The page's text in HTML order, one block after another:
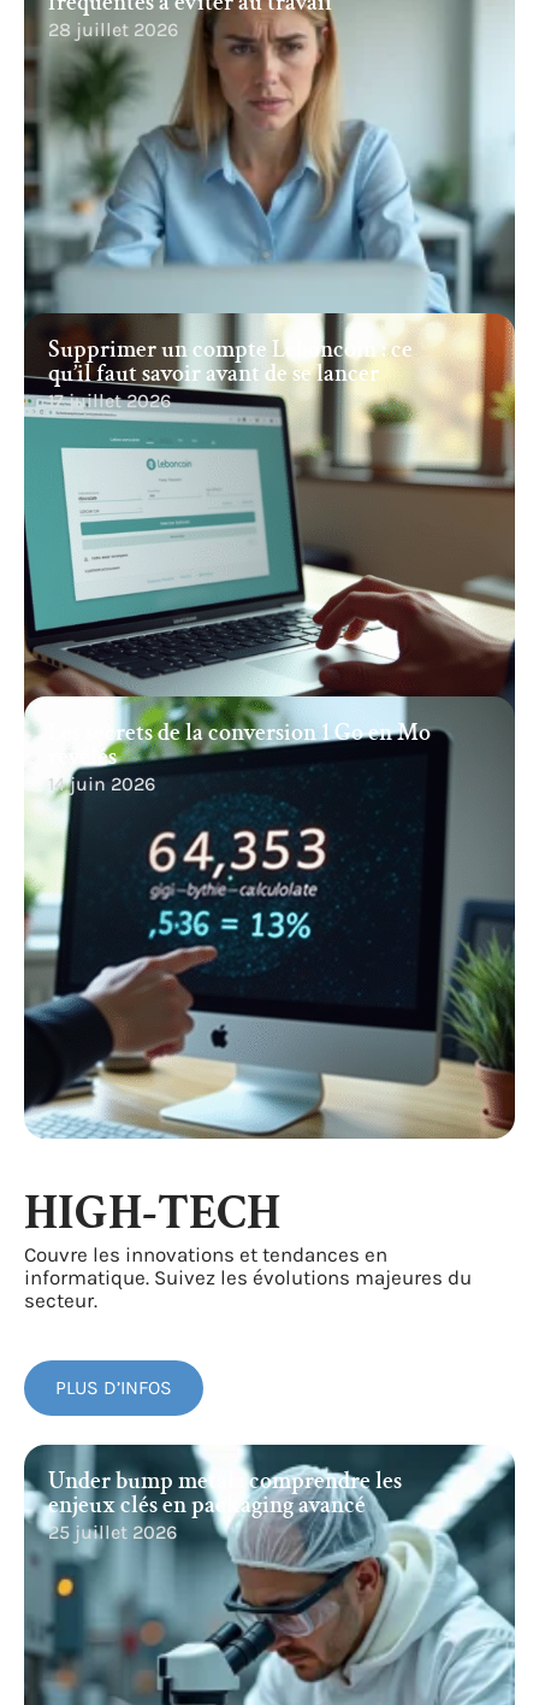
28 juillet 2026
Supprimer un compte Leboncoin : ce
qu’il faut savoir avant de se lancer
17 juillet 2026
Les secrets de la conversion 1 Go en Mo
révélés
14 juin 2026
Under bump metal : comprendre les
enjeux clés en packaging avancé
25 juillet 2026
HIGH-TECH
Couvre les innovations et tendances en
informatique. Suivez les évolutions majeures du
secteur.
PLUS D’INFOS